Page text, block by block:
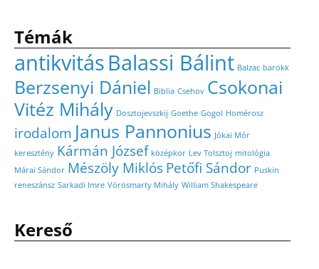
Témák
antikvitásBalassi Bálint Balzac barokk
Berzsenyi Dániel Biblia Csehov Csokonai
Vitéz Mihály Dosztojevszkij Goethe Gogol Homérosz
irodalom Janus Pannonius Jókai Mór
keresztény Kármán József középkor Lev Tolsztoj mitológia
Márai Sándor Mészöly MiklósPetőfi Sándor Puskin
reneszánsz Sarkadi Imre Vörösmarty Mihály William Shakespeare
Kereső